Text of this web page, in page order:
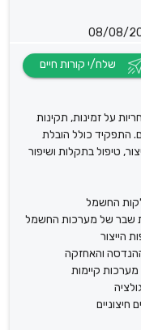
08/08/
על זמינות, תקינות
התפקיד כולל הובלת
טיפול בתקלות ושיפור
החשמל
שבר של מערכות החשמל
הייצור
והאחזקה
קיימות
חיצוניים